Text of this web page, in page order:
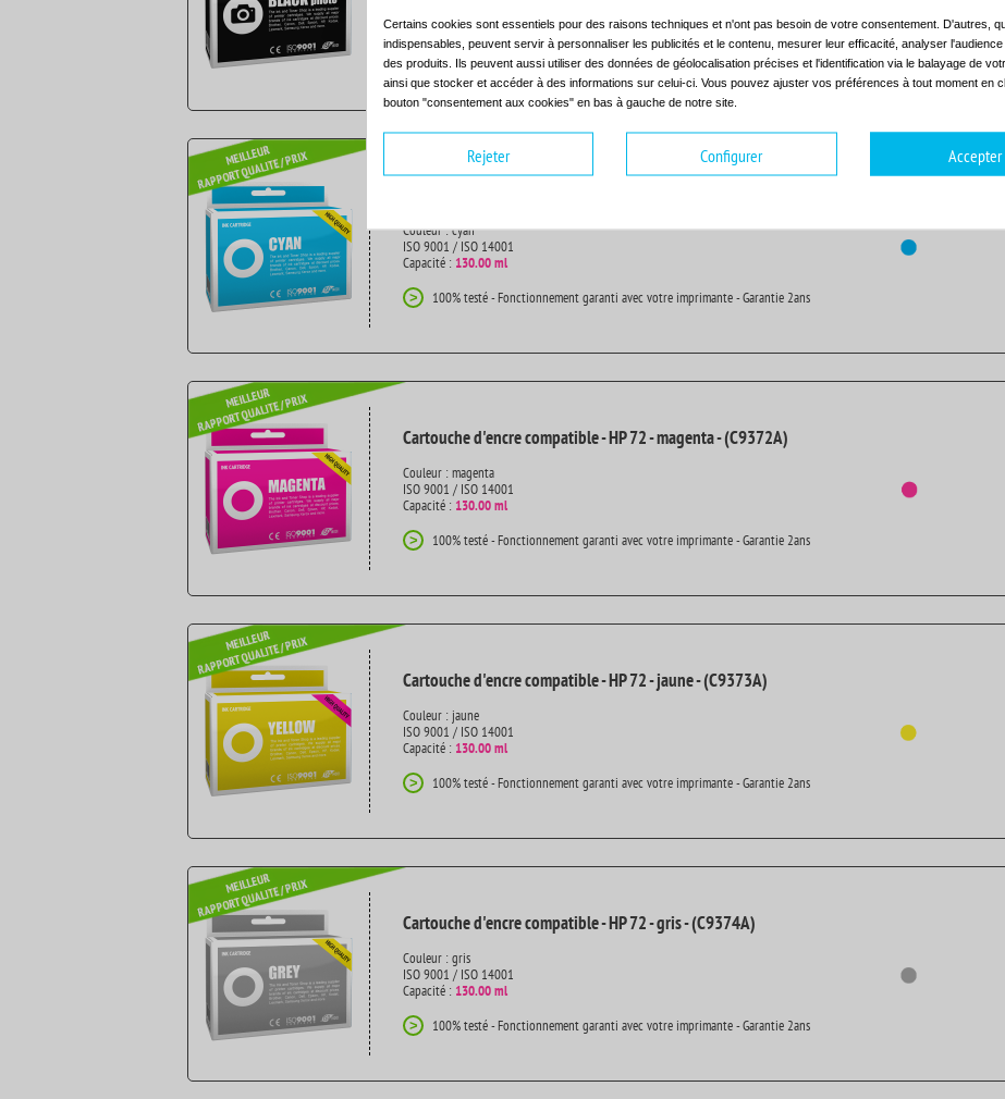
Capacité :130.00 ml
100% testé - Fonctionnement garanti avec votre imprimante - Garantie 2ans
Couleur : cyan
ISO 9001 / ISO 14001
Capacité : 130.00 ml
> 100% testé - Fonctionnement garanti avec votre imprimante - Garantie 2ans
Cartouche d'encre compatible - HP 72 - magenta - (C9372A)
Couleur : magenta
ISO 9001 / ISO 14001
Capacité : 130.00 ml
> 100% testé - Fonctionnement garanti avec votre imprimante - Garantie 2ans
Cartouche d'encre compatible - HP 72 - jaune - (C9373A)
Couleur : jaune
ISO 9001 / ISO 14001
Capacité : 130.00 ml
> 100% testé - Fonctionnement garanti avec votre imprimante - Garantie 2ans
Cartouche d'encre compatible - HP 72 - gris - (C9374A)
Couleur : gris
ISO 9001 / ISO 14001
Capacité : 130.00 ml
> 100% testé - Fonctionnement garanti avec votre imprimante - Garantie 2ans
Certains cookies sont essentiels pour des raisons techniques et n'ont pas besoin de votre consentement. D'autres,
indispensables, peuvent servir à personnaliser les publicités et le contenu, mesurer leur efficacité, analyser
des produits. Ils peuvent aussi utiliser des données de géolocalisation précises et l'identification via le balayage de
ainsi que stocker et accéder à des informations sur celui-ci. Vous pouvez ajuster vos préférences à tout moment en
bouton "consentement aux cookies" en bas à gauche de notre site.
Rejeter Configurer Accepter